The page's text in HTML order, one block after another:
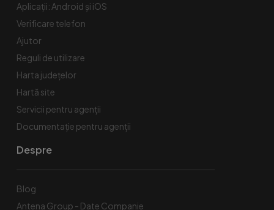
Aplicații: Android și iOS
Verificare telefon
Ajutor
Reguli de utilizare
Harta județelor
Hartă site
Servicii pentru agenții
Documentație pentru agenții
Despre
Blog
Antena Group - Date Companie